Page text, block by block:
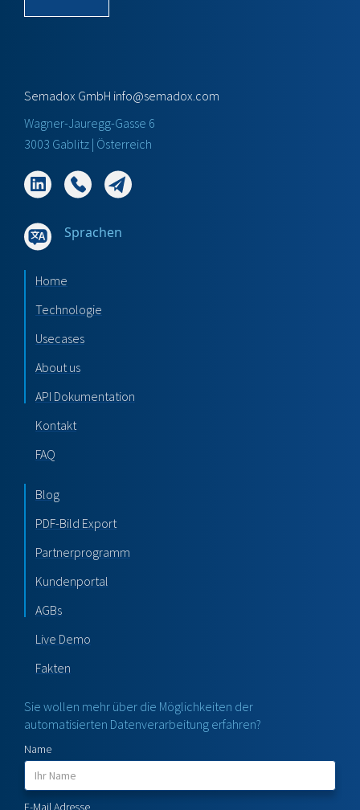
Semadox GmbH info@semadox.com
Wagner-Jauregg-Gasse 6
3003 Gablitz | Österreich
Sprachen
Home
Technologie
Usecases
About us
API Dokumentation
Kontakt
FAQ
Blog
PDF-Bild Export
Partnerprogramm
Kundenportal
AGBs
Live Demo
Fakten
Sie wollen mehr über die Möglichkeiten der
automatisierten Datenverarbeitung erfahren?
Name
E-Mail Adresse